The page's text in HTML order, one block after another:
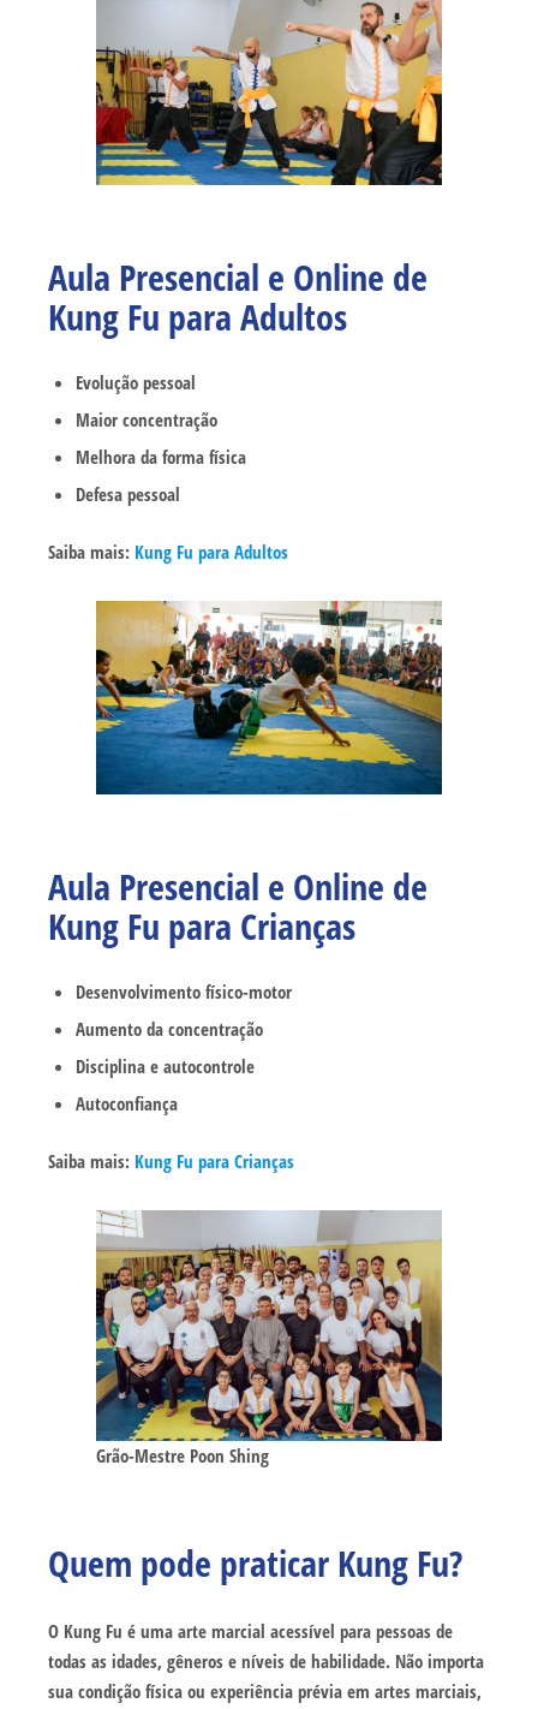
Aula Presencial e Online de
Kung Fu para Adultos
Evolução pessoal
Maior concentração
Melhora da forma física
Defesa pessoal
Saiba mais: Kung Fu para Adultos
Aula Presencial e Online de
Kung Fu para Crianças
Desenvolvimento físico-motor
Aumento da concentração
Disciplina e autocontrole
Autoconfiança
Saiba mais: Kung Fu para Crianças
Grão-Mestre Poon Shing
Quem pode praticar Kung Fu?
O Kung Fu é uma arte marcial acessível para pessoas de
todas as idades, gêneros e níveis de habilidade. Não importa
sua condição física ou experiência prévia em artes marciais,